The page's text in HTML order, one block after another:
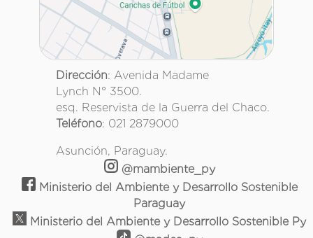
Dirección: Avenida Madame
Lynch N° 3500.
esq. Reservista de la Guerra del Chaco.
Teléfono: 021 2879000
Asunción, Paraguay.
@mambiente_py
Ministerio del Ambiente y Desarrollo Sostenible
Paraguay
Ministerio del Ambiente y Desarrollo Sostenible Py